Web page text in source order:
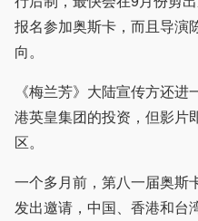
报名参加奥斯卡，而且导演
向。
《梅兰芳》大陆宣传方还
港英皇集团的投资，但影片
区。
一个多月前，第八一届奥斯
发出邀请，中国、香港和台